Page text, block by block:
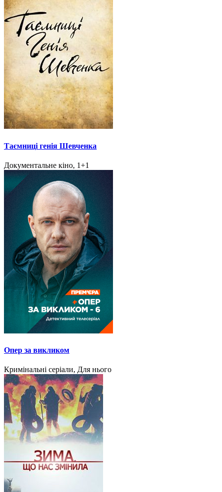
Таємниці генія Шевченка
Документальне кіно, 1+1
Опер за викликом
Кримінальні серіали, Для нього